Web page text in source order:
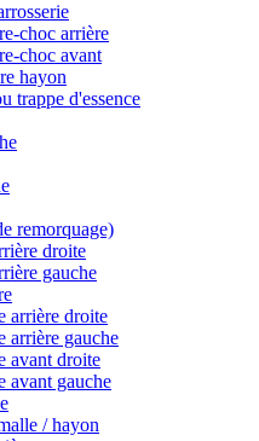
choc arrière
choc avant
hayon
trappe d'essence
remorquage)
droite
gauche
arrière droite
arrière gauche
avant droite
avant gauche
/ hayon